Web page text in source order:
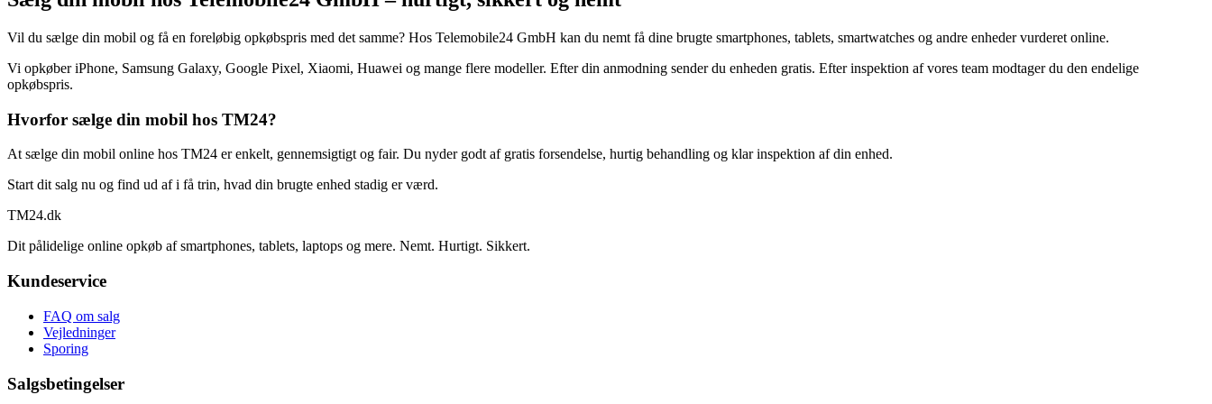
Vil du sælge din mobil og få en foreløbig opkøbspris med det samme? Hos Telemobile24 GmbH kan du nemt få dine brugte smartphones, tablets, smartwatches og andre enheder vurderet online.
Vi opkøber iPhone, Samsung Galaxy, Google Pixel, Xiaomi, Huawei og mange flere modeller. Efter din anmodning sender du enheden gratis. Efter inspektion af vores team modtager du den endelige
opkøbspris.
Hvorfor sælge din mobil hos TM24?
At sælge din mobil online hos TM24 er enkelt, gennemsigtigt og fair. Du nyder godt af gratis forsendelse, hurtig behandling og klar inspektion af din enhed.
Start dit salg nu og find ud af i få trin, hvad din brugte enhed stadig er værd.
TM24.dk
Dit pålidelige online opkøb af smartphones, tablets, laptops og mere. Nemt. Hurtigt. Sikkert.
Kundeservice
FAQ om salg
Vejledninger
Sporing
Salgsbetingelser